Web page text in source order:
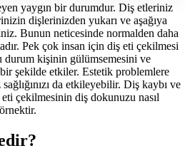
yaygın bir durumdur. Diş etleriniz
dişlerinizden yukarı ve aşağıya
Bunun neticesinde normalden daha
Pek çok insan için diş eti çekilmesi
kişinin gülümsemesini ve
şekilde etkiler. Estetik problemlere
sağlığınızı da etkileyebilir. Diş kaybı ve
çekilmesinin diş dokunuzu nasıl